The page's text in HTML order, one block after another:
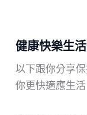
健康快樂生活
以下跟你分享
你更快適應生